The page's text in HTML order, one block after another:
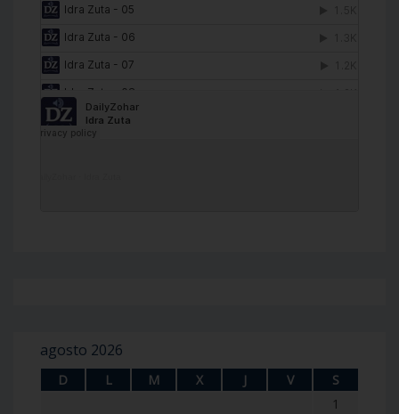
agosto 2026
D L M X J V
S
1